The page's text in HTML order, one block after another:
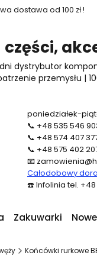
dostawa od 100 zł !
dystrybutor
przemysłu |
poniedziałek-
📞 +48 535 546
📞 +48 574 407
📞 +48 575 402
📧
Całodobowy
☎️ Infolinia tel. +48
Zakuwarki
Końcówki rurkowe